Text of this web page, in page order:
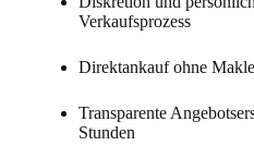
Verkaufsprozess
Direktankauf ohne
Transparente
Stunden